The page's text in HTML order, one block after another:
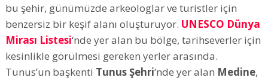
bu şehir, günümüzde arkeologlar ve turistler için
benzersiz bir keşif alanı oluşturuyor. UNESCO Dünya
Mirası Listesi‘nde yer alan bu bölge, tarihseverler için
kesinlikle görülmesi gereken yerler arasında.
Tunus’un başkenti Tunus Şehri‘nde yer alan Medine,